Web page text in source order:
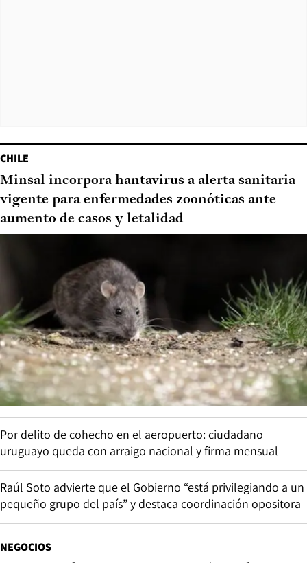
CHILE
Minsal incorpora hantavirus a alerta sanitaria
vigente para enfermedades zoonóticas ante
aumento de casos y letalidad
Por delito de cohecho en el aeropuerto: ciudadano
uruguayo queda con arraigo nacional y firma mensual
Raúl Soto advierte que el Gobierno “está privilegiando a un
pequeño grupo del país” y destaca coordinación opositora
NEGOCIOS